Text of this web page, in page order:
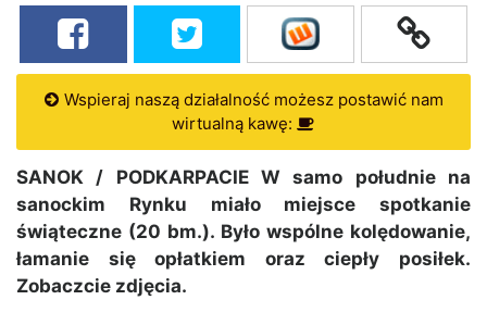
Wspieraj naszą działalność możesz postawić nam
wirtualną kawę:
SANOK / PODKARPACIE W samo południe na
sanockim Rynku miało miejsce spotkanie
świąteczne (20 bm.). Było wspólne kolędowanie,
łamanie się opłatkiem oraz ciepły posiłek.
Zobaczcie zdjęcia.